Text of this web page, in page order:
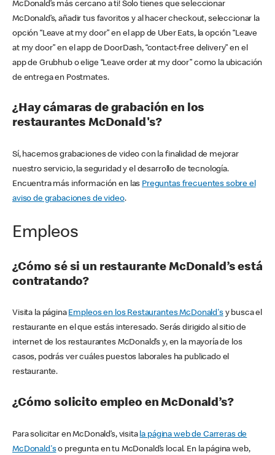
McDonald’s más cercano a ti! Solo tienes que seleccionar
McDonald’s, añadir tus favoritos y al hacer checkout, seleccionar la
opción “Leave at my door” en el app de Uber Eats, la opción “Leave
at my door” en el app de DoorDash, “contact-free delivery” en el
app de Grubhub o elige “Leave order at my door” como la ubicación
de entrega en Postmates.
¿Hay cámaras de grabación en los
restaurantes McDonald's?
Sí, hacemos grabaciones de video con la finalidad de mejorar
nuestro servicio, la seguridad y el desarrollo de tecnología.
Encuentra más información en las Preguntas frecuentes sobre el
aviso de grabaciones de video.
Empleos
¿Cómo sé si un restaurante McDonald’s está
contratando?
Visita la página Empleos en los Restaurantes McDonald'sy busca el
restaurante en el que estás interesado. Serás dirigido al sitio de
internet de los restaurantes McDonald’s y, en la mayoría de los
casos, podrás ver cuáles puestos laborales ha publicado el
restaurante.
¿Cómo solicito empleo en McDonald’s?
Para solicitar en McDonald’s, visita la página web de Carreras de
McDonald'so pregunta en tu McDonald’s local. En la página web,